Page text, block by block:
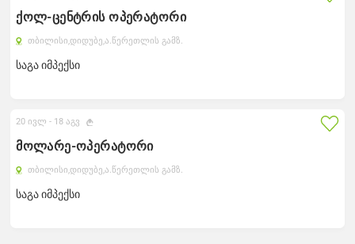
ქოლ-ცენტრის ოპერატორი
თბილისი,დიდუბე,ა.წერეთლის გამზ.
საგა იმპექსი
მოლარე-ოპერატორი
თბილისი,დიდუბე,ა.წერეთლის გამზ.
საგა იმპექსი
20 ივლ - 18 აგვ